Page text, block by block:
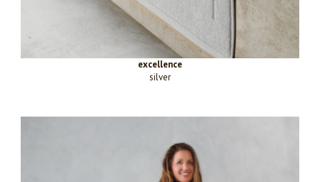
excellence
silver